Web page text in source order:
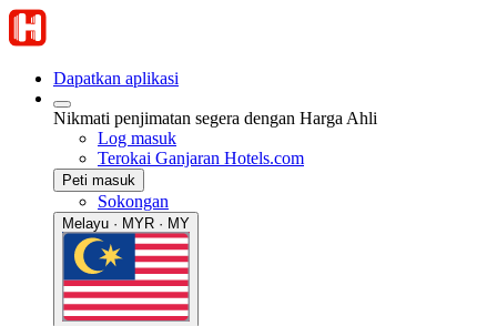
Dapatkan aplikasi
Nikmati penjimatan segera dengan Harga Ahli
Log masuk
Terokai Ganjaran Hotels.com
Peti masuk
Sokongan
Melayu · MYR · MY